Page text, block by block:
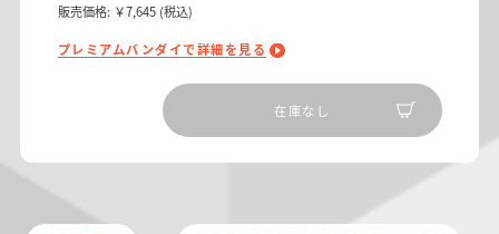
販売価格: ￥7,645 (税込)
プレミアムバンダイで詳細を見る
在庫なし